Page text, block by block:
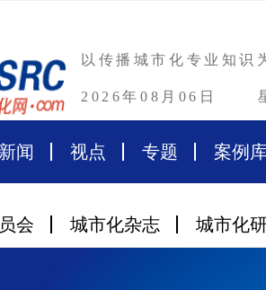
以传播城市化专业知识
2026年08月06日
新闻 视点 专题 案例
会 城市化杂志 城市化